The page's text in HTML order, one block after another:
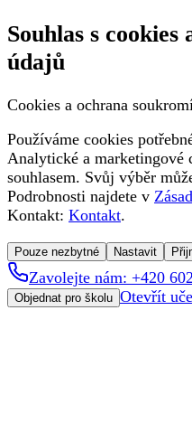
Souhlas s
údajů
Cookies a ochrana
Používáme cookies
Analytické a marketingové
souhlasem. Svůj výběr
Podrobnosti najdete v
Kontakt: Kontakt.
Pouze nezbytné Nastavit
Zavolejte nám: +420
Objednat pro školu Otevřít